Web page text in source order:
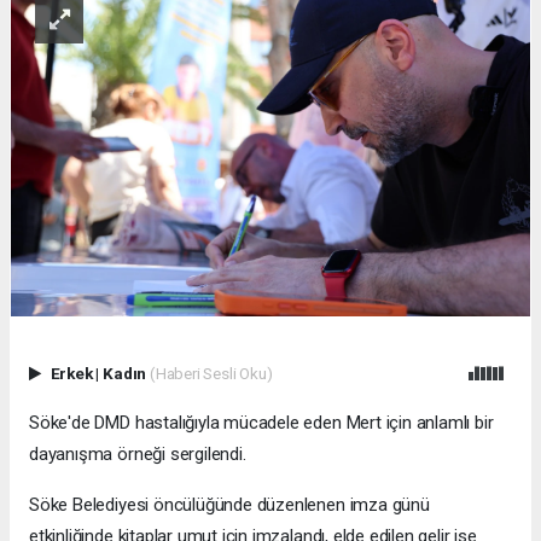
Erkek| Kadın (Haberi Sesli Oku)
Söke'de DMD hastalığıyla mücadele eden Mert için anlamlı bir
dayanışma örneği sergilendi.
Söke Belediyesi öncülüğünde düzenlenen imza günü